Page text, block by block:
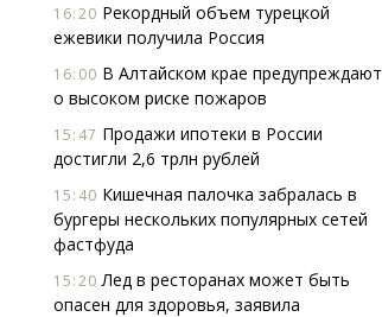
16:20 Рекордный объем турецкой
ежевики получила Россия
16:00 В Алтайском крае предупреждают
о высоком риске пожаров
15:47 Продажи ипотеки в России
достигли 2,6 трлн рублей
15:40 Кишечная палочка забралась в
бургеры нескольких популярных сетей
фастфуда
15:20 Лед в ресторанах может быть
опасен для здоровья, заявила